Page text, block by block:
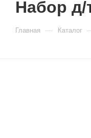
Набор д/
Главная — Каталог